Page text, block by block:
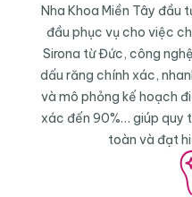
Nha Khoa Miền Tây đầu
đầu phục vụ cho việc
Sirona từ Đức, công
dấu răng chính xác,
và mô phỏng kế hoạch
xác đến 90%… giúp quy
toàn và đạt